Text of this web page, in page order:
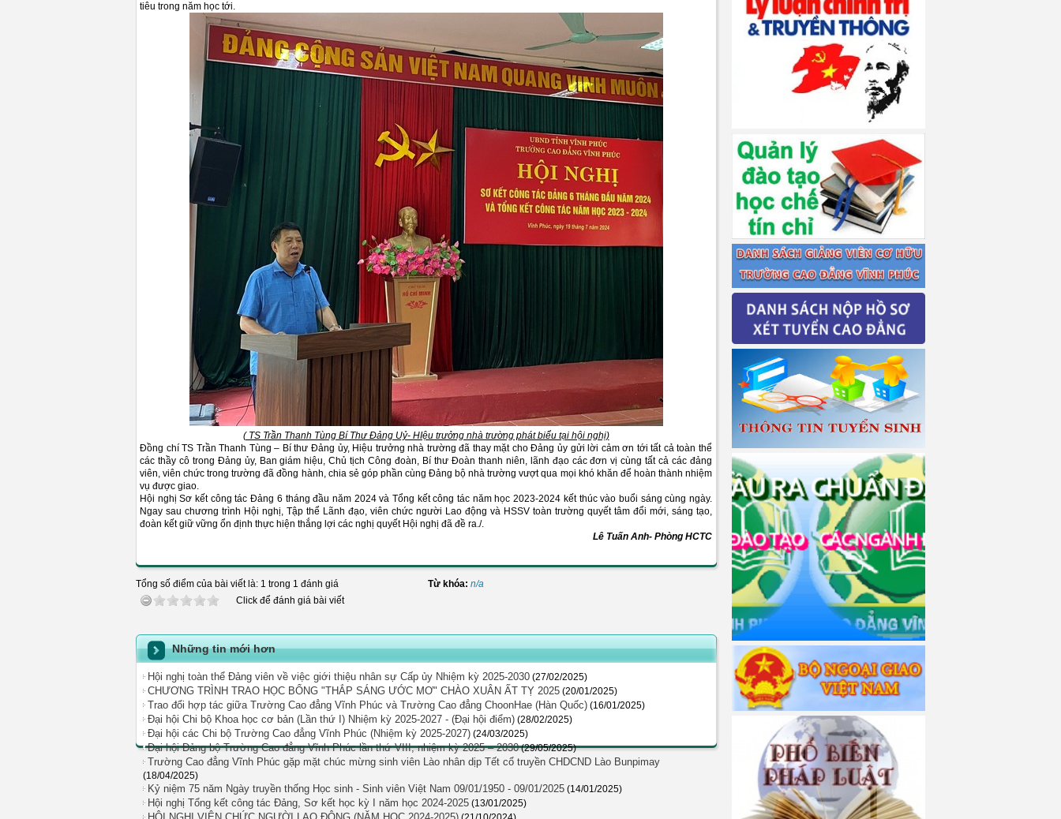
tiêu trong năm học tới.
( TS Trần Thanh Tùng Bí Thư Đảng Uỷ- HIệu trưởng nhà trường phát biểu tại hội nghị)
Đồng chí TS Trần Thanh Tùng – Bí thư Đảng ủy, Hiệu trưởng nhà trường đã thay mặt cho Đảng ủy gửi lời cảm ơn tới tất cả toàn thể
các thầy cô trong Đảng ủy, Ban giám hiệu, Chủ tịch Công đoàn, Bí thư Đoàn thanh niên, lãnh đạo các đơn vị cùng tất cả các đảng
viên, viên chức trong trường đã đồng hành, chia sẻ góp phần cùng Đảng bộ nhà trường vượt qua mọi khó khăn để hoàn thành nhiệm
vụ được giao.
Hội nghị Sơ kết công tác Đảng 6 tháng đầu năm 2024 và Tổng kết công tác năm học 2023-2024 kết thúc vào buổi sáng cùng ngày.
Ngay sau chương trình Hội nghị, Tập thể Lãnh đạo, viên chức người Lao động và HSSV toàn trường quyết tâm đổi mới, sáng tạo,
đoàn kết giữ vững ổn định thực hiện thắng lợi các nghị quyết Hội nghị đã đề ra./.
Lê Tuấn Anh- Phòng HCTC
Tổng số điểm của bài viết là: 1 trong 1 đánh giá
Click để đánh giá bài viết
Từ khóa: n/a
Những tin mới hơn
Hội nghị toàn thể Đảng viên về việc giới thiệu nhân sự Cấp ủy Nhiệm kỳ 2025-2030 (27/02/2025)
CHƯƠNG TRÌNH TRAO HỌC BỔNG "THẮP SÁNG ƯỚC MƠ" CHÀO XUÂN ẤT TỴ 2025 (20/01/2025)
Trao đổi hợp tác giữa Trường Cao đẳng Vĩnh Phúc và Trường Cao đẳng ChoonHae (Hàn Quốc) (16/01/2025)
Đại hội Chi bộ Khoa học cơ bản (Lần thứ I) Nhiệm kỳ 2025-2027 - (Đại hội điểm) (28/02/2025)
Đại hội các Chi bộ Trường Cao đẳng Vĩnh Phúc (Nhiệm kỳ 2025-2027) (24/03/2025)
Đại hội Đảng bộ Trường Cao đẳng Vĩnh Phúc lần thứ VIII, nhiệm kỳ 2025 – 2030 (29/05/2025)
Trường Cao đẳng Vĩnh Phúc gặp mặt chúc mừng sinh viên Lào nhân dịp Tết cổ truyền CHDCND Lào Bunpimay
(18/04/2025)
Kỷ niệm 75 năm Ngày truyền thống Học sinh - Sinh viên Việt Nam 09/01/1950 - 09/01/2025 (14/01/2025)
Hội nghị Tổng kết công tác Đảng, Sơ kết học kỳ I năm học 2024-2025 (13/01/2025)